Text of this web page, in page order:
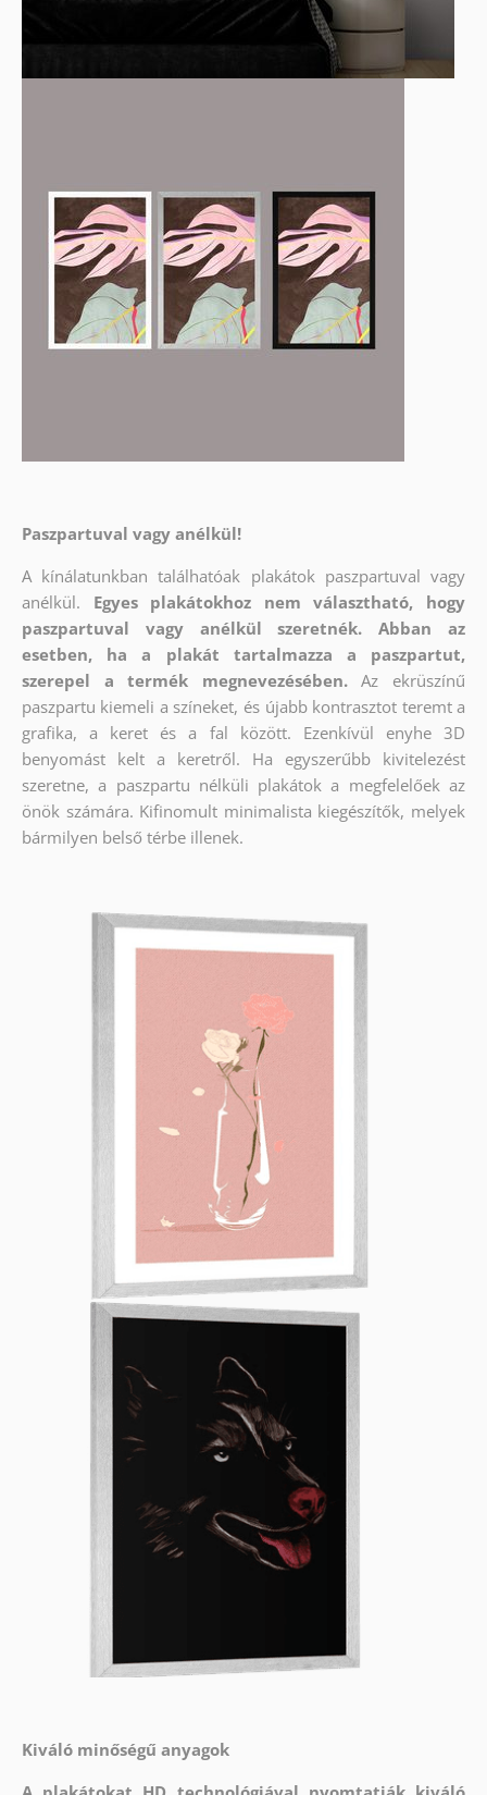
Paszpartuval vagy anélkül!
A kínálatunkban találhatóak plakátok paszpartuval vagy
anélkül.
Egyes plakátokhoz nem választható, hogy
paszpartuval vagy anélkül szeretnék. Abban az
esetben, ha a plakát tartalmazza a paszpartut,
szerepel a termék megnevezésében.
Az ekrüszínű
paszpartu kiemeli a színeket, és újabb kontrasztot teremt a
grafika, a keret és a fal között. Ezenkívül enyhe 3D
benyomást kelt a keretről. Ha egyszerűbb kivitelezést
szeretne, a paszpartu nélküli plakátok a megfelelőek az
önök számára. Kifinomult minimalista kiegészítők, melyek
bármilyen belső térbe illenek.
Kiváló minőségű anyagok